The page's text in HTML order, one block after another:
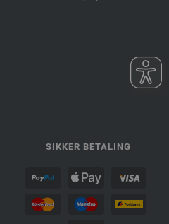
SIKKER BETALING